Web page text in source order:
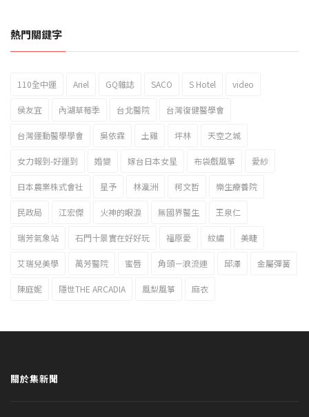
2023新北市北海岸國際風箏節「風在石起」霸氣回歸
熱門關鍵字
110全中運 Ariel GQ雜誌 SACO S Hotel video
侯友宜 內湖草莓季 台北醫院 台灣復健醫學會
台灣運動醫學學會 吳依霖 土雞 坪林 天空之城
女力報到-好運到 婚變 嫁台日本女星 布袋戲風箏 愛紗
日本農業株式會社 星予 林瀛洲 柯文哲 樂生療養院
民政局 江宏傑 火神的眼淚 無國界醫生 王泉仁
瑞芳氣象站 石門十景實在好好玩 福原愛 紋繡 美睫
艾瑞兒美學 萬芳醫院 蜜唇 角頭－浪流連 邱澤 金屬彈簧
陳庭妮 隱世THE ARCADIA 風梨風箏 麻衣
關於集新聞